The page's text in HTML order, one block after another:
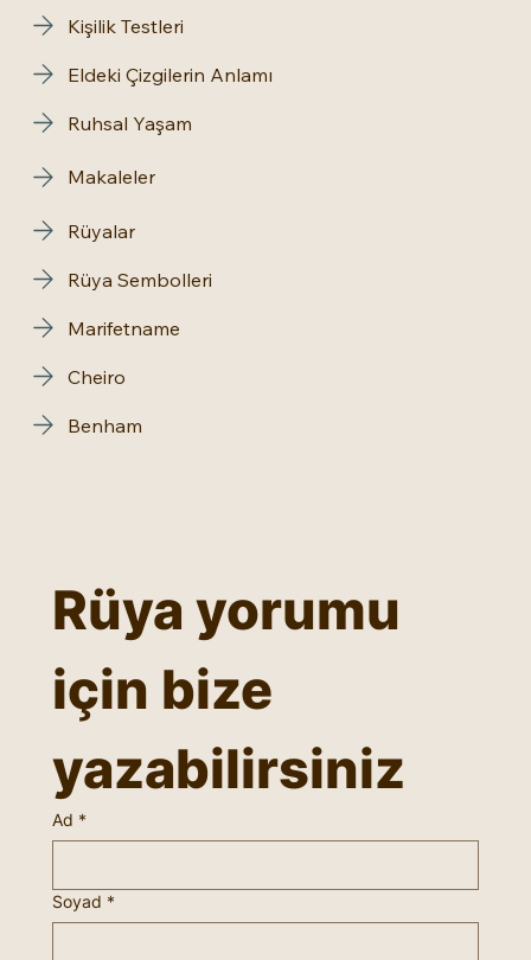
Makaleler
Kişilik Testleri
Eldeki Çizgilerin Anlamı
Ruhsal Yaşam
Rüyalar
Rüya Sembolleri
Marifetname
Cheiro
Benham
Rüya yorumu
için bize
yazabilirsiniz
Ad *
Soyad *